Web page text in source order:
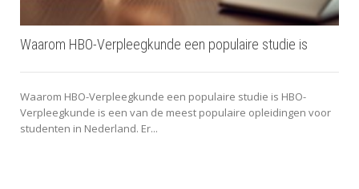
Waarom HBO-Verpleegkunde een populaire studie is
Waarom HBO-Verpleegkunde een populaire studie is HBO-
Verpleegkunde is een van de meest populaire opleidingen voor
studenten in Nederland. Er...